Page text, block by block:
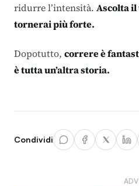
ridurre l’intensità. Ascolta
tornerai più forte.
Dopotutto, correre è
è tutta un’altra storia.
Condividi
ADV